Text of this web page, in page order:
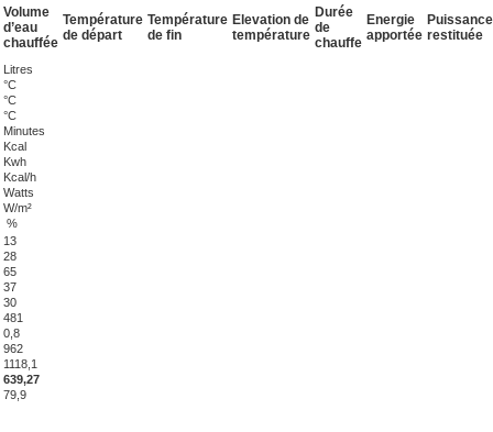
Volume
d’eau
chauffée
Température
de départ
Température
de fin
Elevation de
température
Durée
de
chauffe
Energie
apportée
Puissance
restituée
Litres
°C
°C
°C
Minutes
Kcal
Kwh
Kcal/h
Watts
W/m²
%
13
28
65
37
30
481
0,8
962
1118,1
639,27
79,9